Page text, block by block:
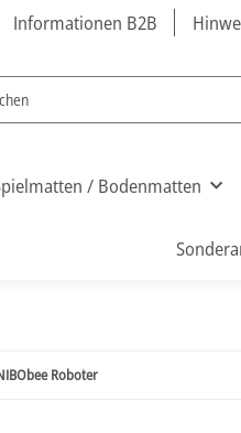
Informationen B2B
/ Bodenmatten
Roboter